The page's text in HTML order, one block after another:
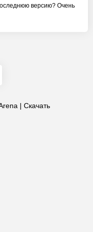
версию? Очень
| Скачать